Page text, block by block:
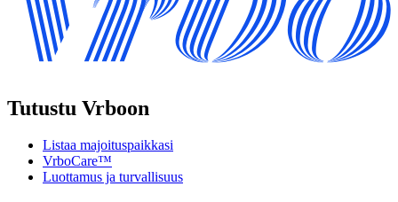
Tutustu Vrboon
Listaa majoituspaikkasi
VrboCare™
Luottamus ja turvallisuus